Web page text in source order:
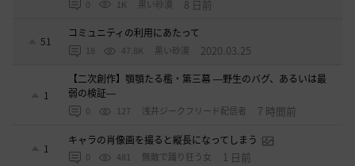
0 1K 黒い砂漠 8 日前
51
コミュニティの利用にあたって
18 47.8K 黒い砂漠 2020.03.25
1
【二次創作】顎顎たる檻・第三幕 ―野生のバグ、あるいは最
弱の検証―
0 127 浅井ジークフリード配信者 7 時間前
1
キャラの肖像画を撮ると縦長になってしまう
0 481 無敵で踊り狂う女 1 日前